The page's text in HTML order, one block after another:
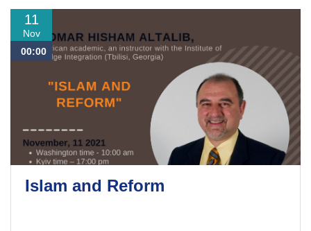
11
Nov
00:00
Islam and Reform